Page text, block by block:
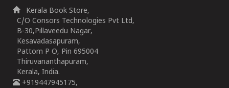
Kerala Book Store,
C/O Consors Technologies Pvt Ltd,
B-30,Pillaveedu Nagar,
Kesavadasapuram,
Pattom P O, Pin 695004
Thiruvananthapuram,
Kerala, India.
+919447945175,